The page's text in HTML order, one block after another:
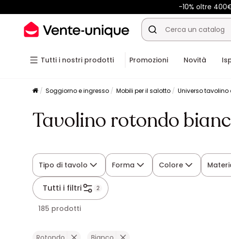
-10% oltre
Tutti i nostri prodotti Promozioni Novità
Soggiorno e ingresso Mobili per il salotto Universo
Tavolino rotondo
Tipo di tavolo Forma Colore
Tutti i filtri 2
185 prodotti